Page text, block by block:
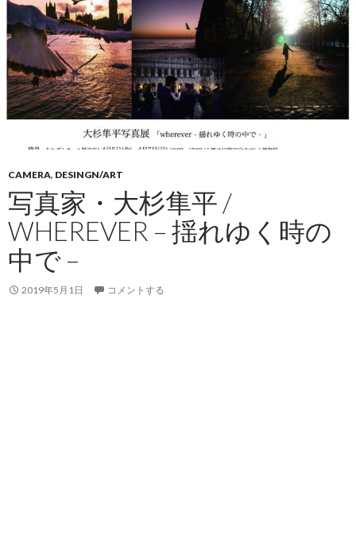
CAMERA, DESINGN/ART
写真家・大杉隼平 /
WHEREVER – 揺れゆく時の
中で –
2019年5月1日 コメントする